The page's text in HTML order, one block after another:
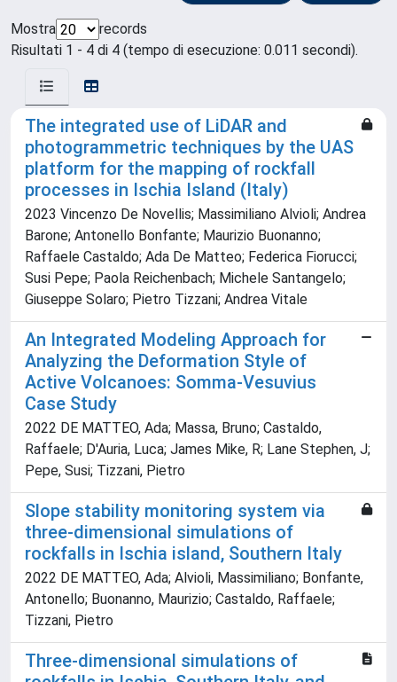
Mostra
records
Risultati 1 - 4 di 4 (tempo di esecuzione: 0.011 secondi).
The integrated use of LiDAR and
photogrammetric techniques by the UAS
platform for the mapping of rockfall
processes in Ischia Island (Italy)
2023 Vincenzo De Novellis; Massimiliano Alvioli; Andrea
Barone; Antonello Bonfante; Maurizio Buonanno;
Raffaele Castaldo; Ada De Matteo; Federica Fiorucci;
Susi Pepe; Paola Reichenbach; Michele Santangelo;
Giuseppe Solaro; Pietro Tizzani; Andrea Vitale
An Integrated Modeling Approach for
Analyzing the Deformation Style of
Active Volcanoes: Somma-Vesuvius
Case Study
2022 DE MATTEO, Ada; Massa, Bruno; Castaldo,
Raffaele; D'Auria, Luca; James Mike, R; Lane Stephen, J;
Pepe, Susi; Tizzani, Pietro
Slope stability monitoring system via
three-dimensional simulations of
rockfalls in Ischia island, Southern Italy
2022 DE MATTEO, Ada; Alvioli, Massimiliano; Bonfante,
Antonello; Buonanno, Maurizio; Castaldo, Raffaele;
Tizzani, Pietro
Three-dimensional simulations of